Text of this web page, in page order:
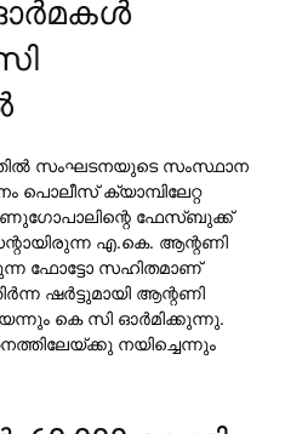
ഓര്‍മകള്‍
സംഘടനയുടെ സംസ്ഥാന
പൊലീസ് ക്യാമ്പിലേറ്റ
വേണുഗോപാലിന്റെ ഫേസ്ബുക്ക്
എ.കെ. ആന്റണി
ഫോട്ടോ സഹിതമാണ്
ഷര്‍ട്ടുമായി ആന്റണി
കെ സി ഓര്‍മിക്കുന്നു.
നയിച്ചെന്നും